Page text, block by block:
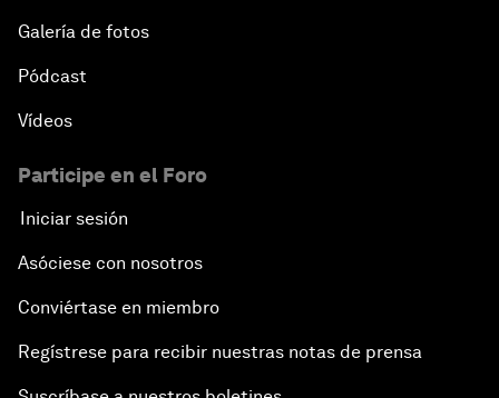
Galería de fotos
Pódcast
Vídeos
Participe en el Foro
Iniciar sesión
Asóciese con nosotros
Conviértase en miembro
Regístrese para recibir nuestras notas de prensa